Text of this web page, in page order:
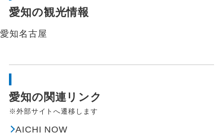
愛知の観光情報
愛知名古屋
愛知の関連リンク
※外部サイトへ遷移します
AICHI NOW